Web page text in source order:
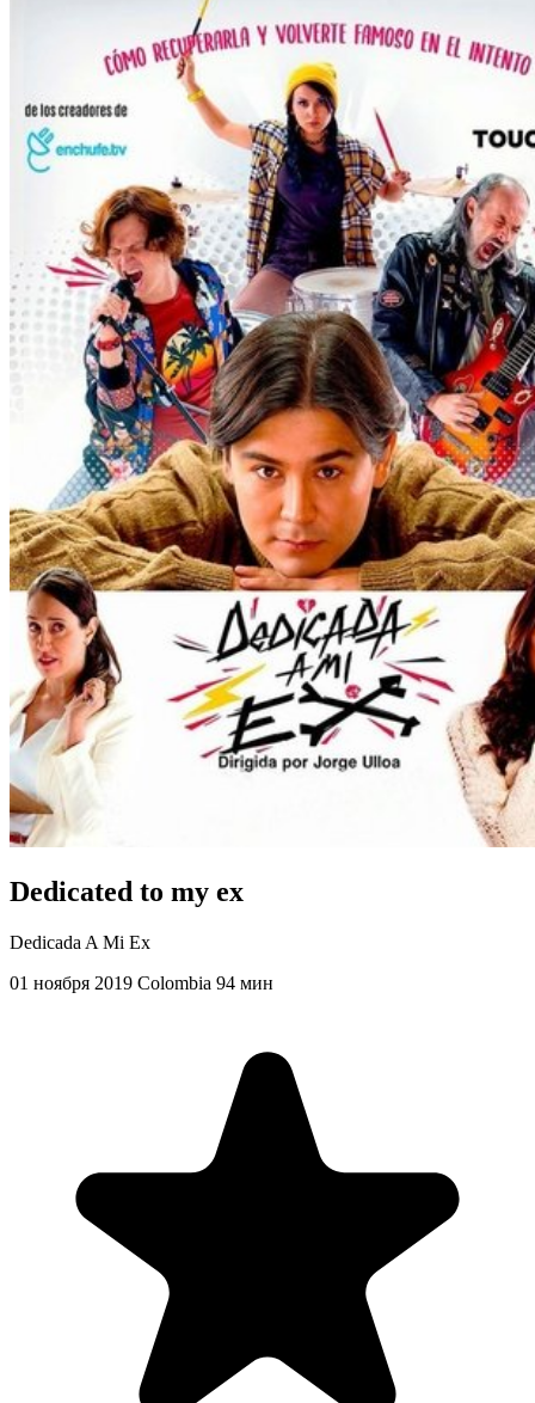
Dedicated to my ex
Dedicada A Mi Ex
01 ноября 2019 Colombia 94 мин